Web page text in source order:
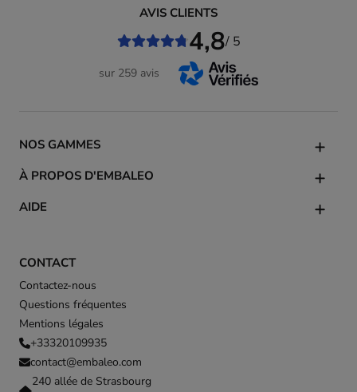
CONTACT
Contactez-nous
Questions fréquentes
Mentions légales
+33320109935
contact@embaleo.com
240 allée de Strasbourg
NOS GAMMES
À PROPOS D'EMBALEO
AIDE
AVIS CLIENTS
4,8/ 5
sur 259 avis